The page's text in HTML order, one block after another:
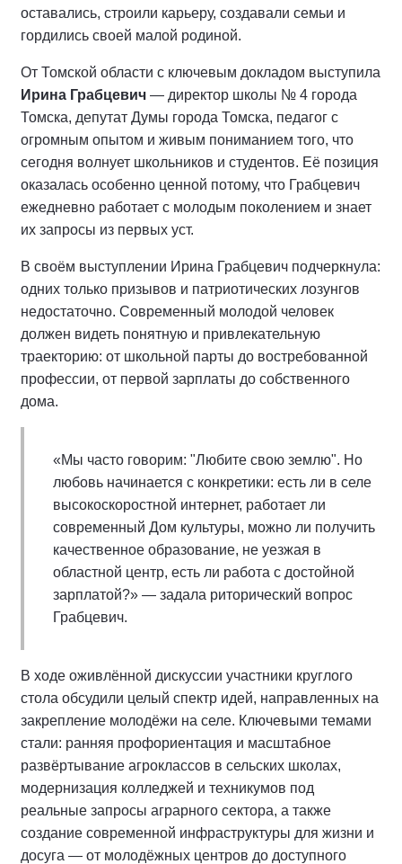
оставались, строили карьеру, создавали семьи и
гордились своей малой родиной.
От Томской области с ключевым докладом выступила
Ирина Грабцевич — директор школы № 4 города
Томска, депутат Думы города Томска, педагог с
огромным опытом и живым пониманием того, что
сегодня волнует школьников и студентов. Её позиция
оказалась особенно ценной потому, что Грабцевич
ежедневно работает с молодым поколением и знает
их запросы из первых уст.
В своём выступлении Ирина Грабцевич подчеркнула:
одних только призывов и патриотических лозунгов
недостаточно. Современный молодой человек
должен видеть понятную и привлекательную
траекторию: от школьной парты до востребованной
профессии, от первой зарплаты до собственного
дома.
«Мы часто говорим: "Любите свою землю". Но
любовь начинается с конкретики: есть ли в селе
высокоскоростной интернет, работает ли
современный Дом культуры, можно ли получить
качественное образование, не уезжая в
областной центр, есть ли работа с достойной
зарплатой?» — задала риторический вопрос
Грабцевич.
В ходе оживлённой дискуссии участники круглого
стола обсудили целый спектр идей, направленных на
закрепление молодёжи на селе. Ключевыми темами
стали: ранняя профориентация и масштабное
развёртывание агроклассов в сельских школах,
модернизация колледжей и техникумов под
реальные запросы аграрного сектора, а также
создание современной инфраструктуры для жизни и
досуга — от молодёжных центров до доступного